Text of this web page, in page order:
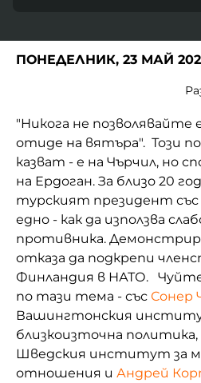
ПОНЕДЕЛНИК, 23 МАЙ
"Никога не позволявайте
отиде на вятъра". Този
казват - е на Чърчил, но
на Ердоган. За близо 20
турският президент със
едно - как да използва
противника.
отказа да подкрепи
Финландия в НАТО.
по тази тема - със Сонер
Вашингтонския
близкоизточна политика,
Шведския институт за
отношения и Андрей